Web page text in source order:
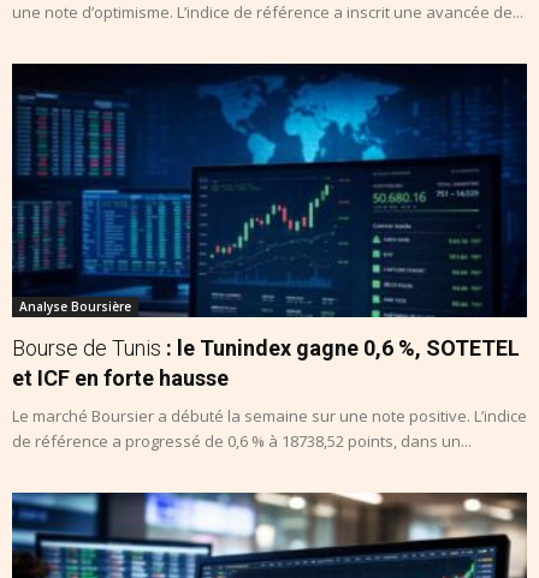
une note d’optimisme. L’indice de référence a inscrit une avancée de...
Analyse Boursière
Bourse de Tunis : le Tunindex gagne 0,6 %, SOTETEL
et ICF en forte hausse
Le marché Boursier a débuté la semaine sur une note positive. L’indice
de référence a progressé de 0,6 % à 18738,52 points, dans un...